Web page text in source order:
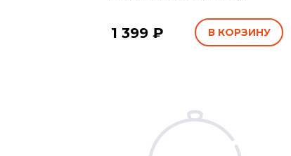
1 399 ₽ В КОРЗИНУ